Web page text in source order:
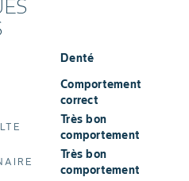
Denté
Comportement
correct
Très bon
comportement
Très bon
comportement